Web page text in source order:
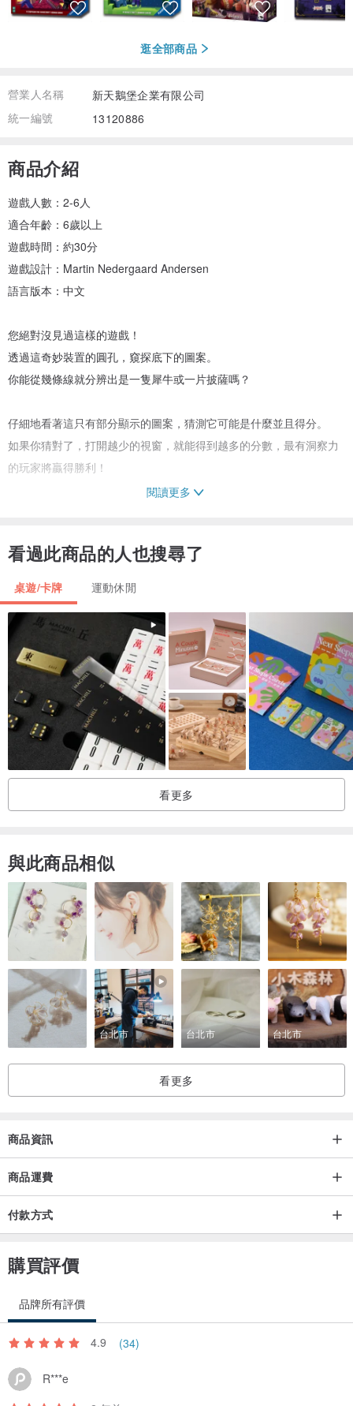
逛全部商品
營業人名稱
新天鵝堡企業有限公司
統一編號
13120886
商品介紹
遊戲人數：2-6人
適合年齡：6歲以上
遊戲時間：約30分
遊戲設計：Martin Nedergaard Andersen
語言版本：中文
您絕對沒見過這樣的遊戲！
透過這奇妙裝置的圓孔，窺探底下的圖案。
你能從幾條線就分辨出是一隻犀牛或一片披薩嗎？
仔細地看著這只有部分顯示的圖案，猜測它可能是什麼並且得分。
如果你猜對了，打開越少的視窗，就能得到越多的分數，最有洞察力
的玩家將贏得勝利！
2.猜測圖案！
【遊戲配件】
54 顆黃色水晶（每顆1分）
10 顆藍色水晶（每顆10分）
12 個視窗蓋
200 張雙面圖卡
2 顆骰子
1 座洞察掀機
1 個人偶
內含規則說明書（中文）
適用牌套：不需牌套
註：遊戲商品不包含週邊及紙牌保護套，商品說明所示之適用週邊及
牌套商品，提供您選購參考。
【相關影片介紹】
閱讀更多
看過此商品的人也搜尋了
桌遊/卡牌 運動休閒
看更多
與此商品相似
台北市 台北市 台北市
看更多
商品資訊
商品運費
付款方式
購買評價
品牌所有評價
4.9 (34)
R***e